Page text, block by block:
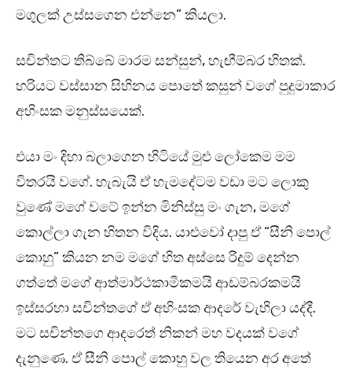
මගුලක් උස්සගෙන එන්නෙ” කියලා.
සචින්තට තිබ්බේ මාරම සන්සුන්, හැඟීම්බර හිතක්.
හරියට වස්සාන සිහිනය පොතේ කසුන් වගේ පුදුමාකාර
අහිංසක මනුස්සයෙක්.
එයා මං දිහා බලාගෙන හිටියේ මුළු ලෝකෙම මම
විතරයි වගේ. හැබැයි ඒ හැමදේටම වඩා මට ලොකු
වුණේ මගේ වටේ ඉන්න මිනිස්සු මං ගැන, මගේ
කොල්ලා ගැන හිතන විදිය. යාළුවෝ දාපු ඒ “සීනි පොල්
කොහු” කියන නම මගේ හිත අස්සෙ රිදුම් දෙන්න
ගත්තේ මගේ ආත්මාර්ථකාමීකමයි ආඩම්බරකමයි
ඉස්සරහා සචින්තගේ ඒ අහිංසක ආදරේ වැහිලා යද්දී.
මට සචින්තගෙ ආදරෙත් නිකන් මහ වදයක් වගේ
දැනුණෙ. ඒ සීනි පොල් කොහු වල තියෙන අර අතේ